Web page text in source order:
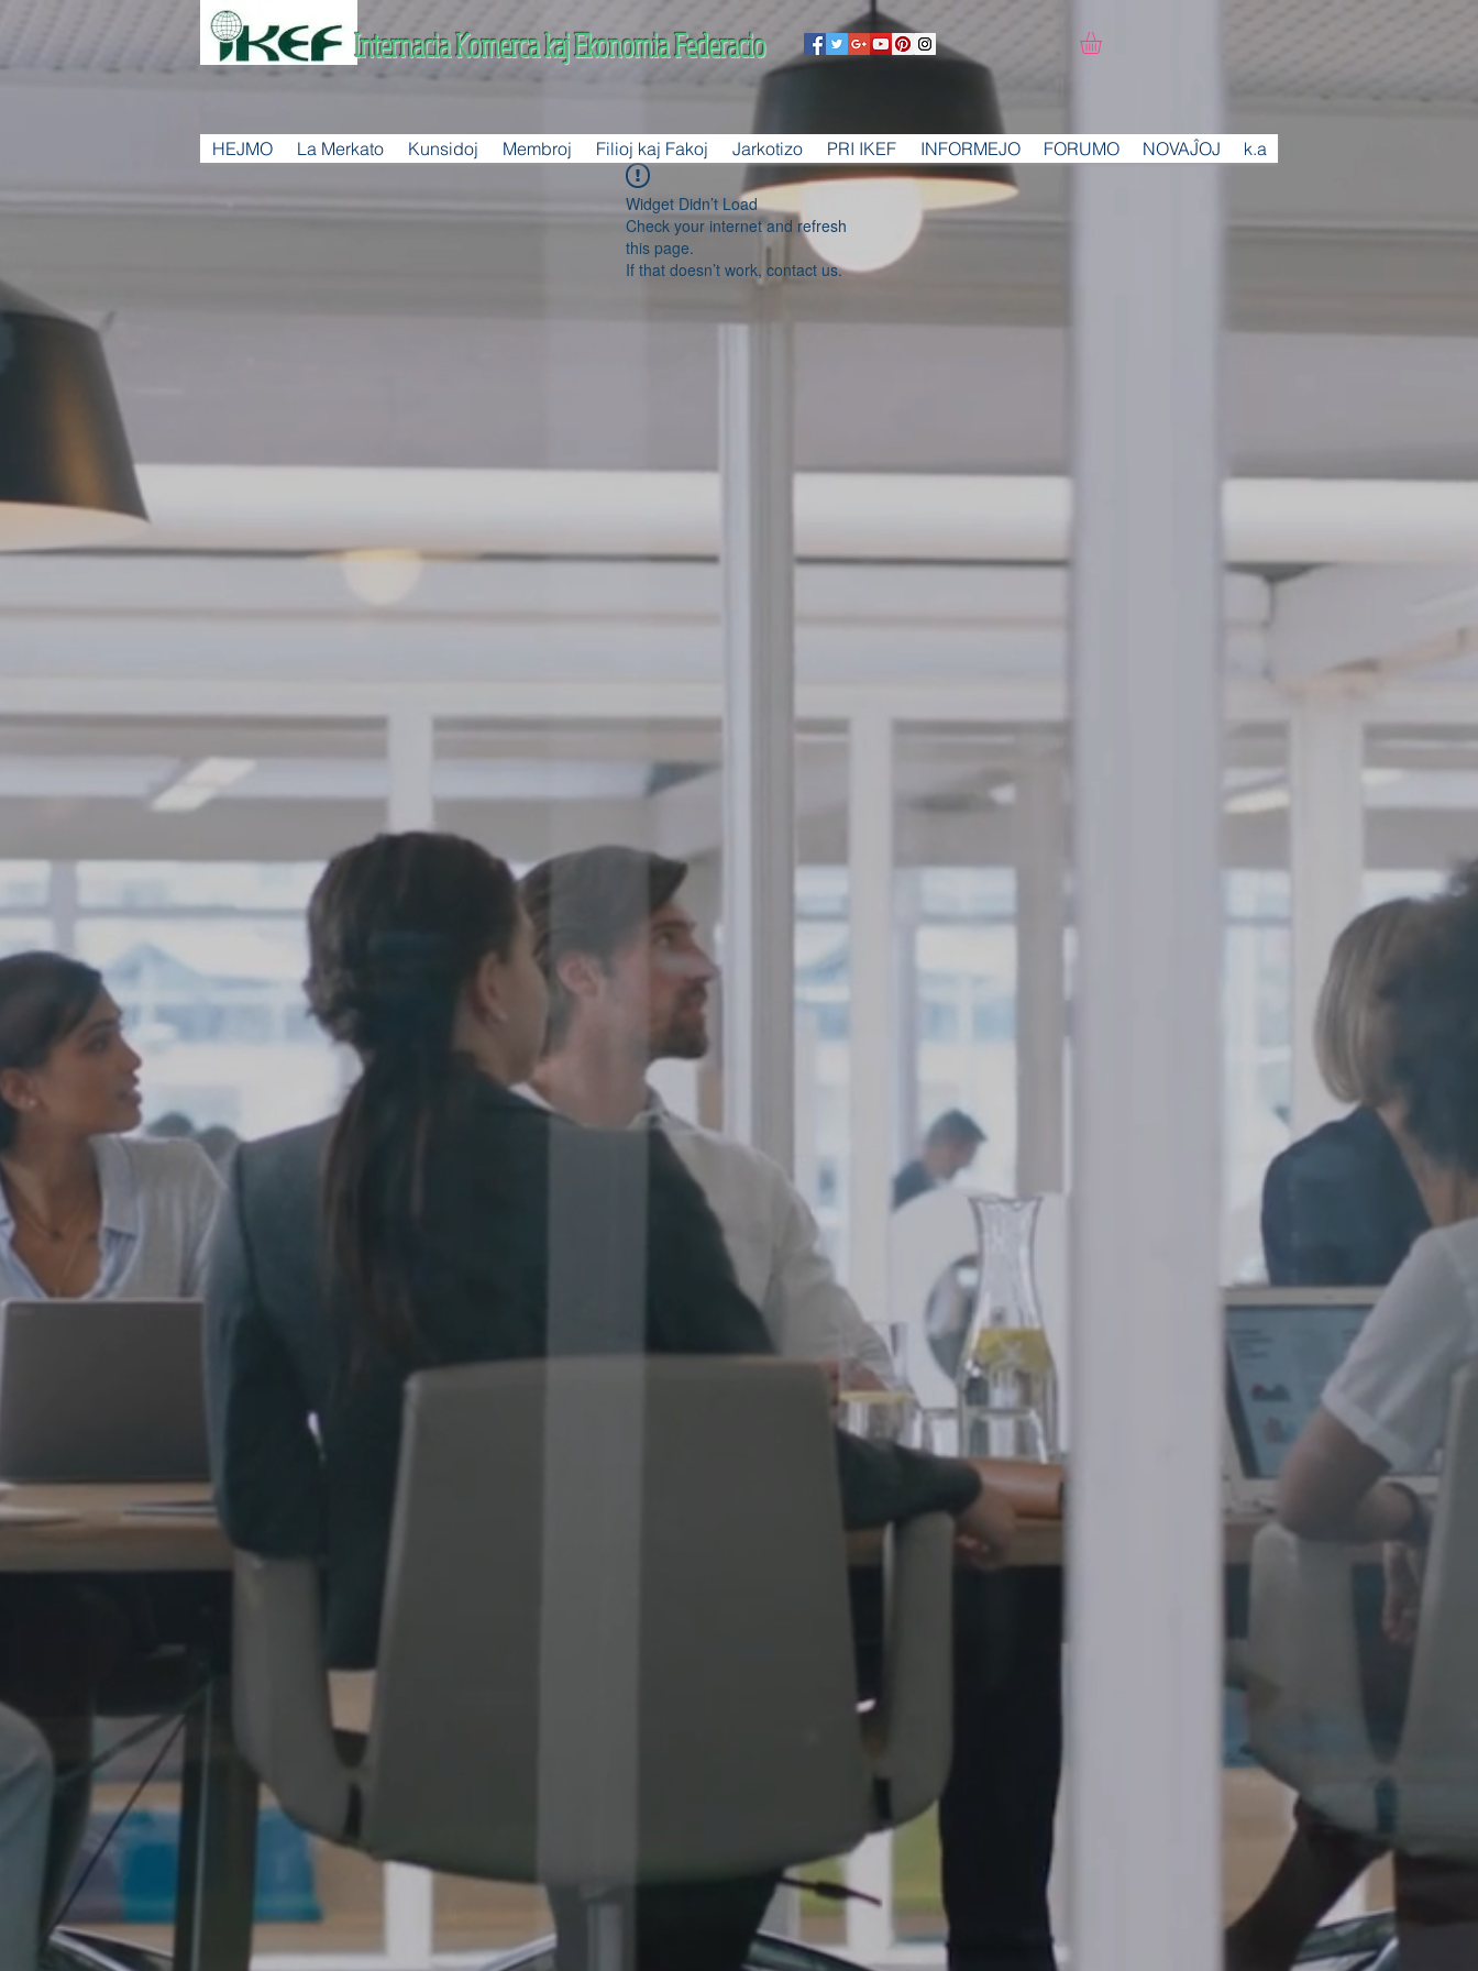
Internacia Komerca kaj Ekonomia Federacio
HEJMO La Merkato Kunsidoj Membroj Filioj kaj Fakoj Jarkotizo PRI IKEF INFORMEJO FORUMO NOVAĴOJ k.a
Widget Didn’t Load
Check your internet and refresh
this page.
If that doesn’t work, contact us.